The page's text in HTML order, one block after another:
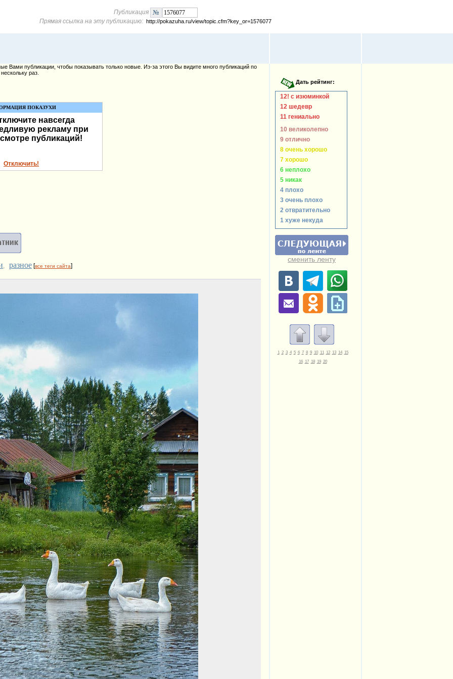
Публикация
Прямая ссылка на эту публикацию: http://pokazuha.ru/view/topic.cfm?key_or=1576077
публикации, чтобы показывать только новые. Из-за этого Вы видите много публикаций по
нескольку раз.
ПОКАЗУХИ
навсегда
рекламу при
публикаций!
Отключить!
, разное [все теги сайта]
12! с изюминкой
12 шедевр
11 гениально
10 великолепно
9 отлично
8 очень хорошо
7 хорошо
6 неплохо
5 никак
4 плохо
3 очень плохо
2 отвратительно
1 хуже некуда
сменить ленту
1 2 3 4 5 6 7 8 9 10 11 12 13 14 15
16 17 18 19 20